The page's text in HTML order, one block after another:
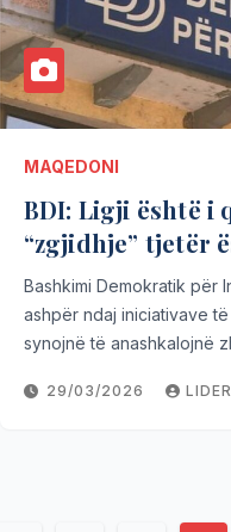
MAQEDONI
BDI: Ligji është i
“zgjidhje” tjetër
Bashkimi Demokratik për
ashpër ndaj iniciativave
synojnë të anashkalojnë
29/03/2026